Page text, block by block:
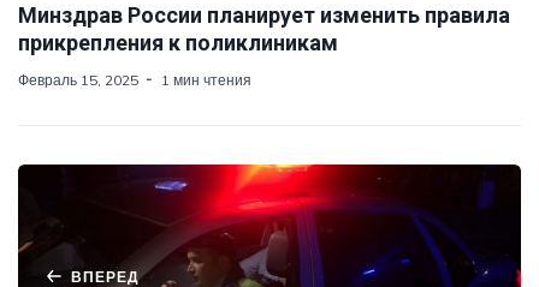
Минздрав России планирует изменить правила
прикрепления к поликлиникам
Февраль 15, 2025 1 мин чтения
ВПЕРЕД